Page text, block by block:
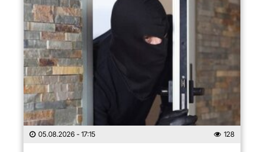
05.08.2026 - 17:15 128